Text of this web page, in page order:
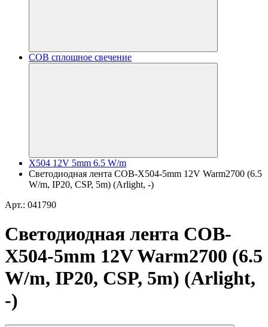
COB сплошное свечение
X504 12V 5mm 6.5 W/m
Светодиодная лента COB-X504-5mm 12V Warm2700 (6.5
W/m, IP20, CSP, 5m) (Arlight, -)
Арт.: 041790
Светодиодная лента COB-
X504-5mm 12V Warm2700 (6.5
W/m, IP20, CSP, 5m) (Arlight,
-)